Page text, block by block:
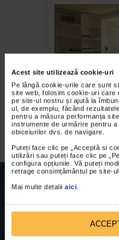
Acest site utilizează cookie-uri
Pe lângă cookie-urile care sunt
site web, folosim cookie-uri care
pe site-ul nostru și ajută la
ul, de exemplu, făcând
pentru a măsura performanța
instrumente de urmărire pentru
obiceiurilor dvs. de navigare.
Puteți face clic pe „Acceptă si
utilizări sau puteți face clic pe
configura opțiunile. Vă puteți
retrage consimțământul pe site-
Mai multe detalii aici
Deniz
FUNDATIA FILDAS ART